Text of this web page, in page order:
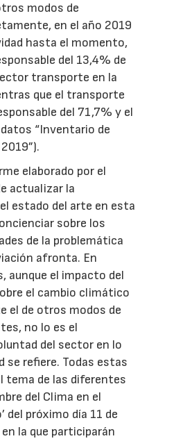
modos de
en el año 2019
hasta el momento,
del 13,4% de
transporte en la
que el transporte
del 71,7% y el
“Inventario de
elaborado por el
actualizar la
estado del arte en esta
sobre los
de la problemática
afronta. En
aunque el impacto del
el cambio climático
el de otros modos de
no lo es el
del sector en lo
se refiere. Todas estas
tema de las diferentes
del Clima en el
del próximo día 11 de
la que participarán